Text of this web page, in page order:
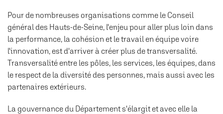
Pour de nombreuses organisations comme le Conseil
général des Hauts-de-Seine, l'enjeu pour aller plus loin dans
la performance, la cohésion et le travail en équipe voire
l'innovation, est d'arriver à créer plus de transversalité.
Transversalité entre les pôles, les services, les équipes, dans
le respect de la diversité des personnes, mais aussi avec les
partenaires extérieurs.
La gouvernance du Département s'élargit et avec elle la